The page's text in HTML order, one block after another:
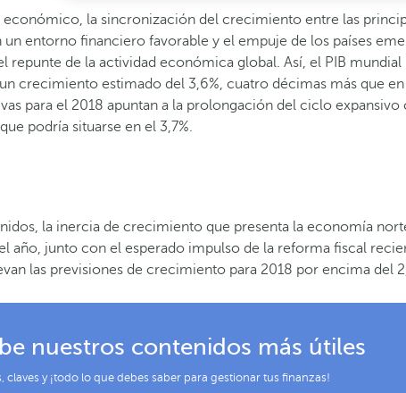
económico, la sincronización del crecimiento entre las
un entorno financiero favorable y el empuje de los países
repunte de la actividad económica global. Así, el PIB
crecimiento estimado del 3,6%, cuatro décimas más que
para el 2018 apuntan a la prolongación del ciclo expansivo
podría situarse en el 3,7%.
la inercia de crecimiento que presenta la economía
año, junto con el esperado impulso de la reforma fiscal
las previsiones de crecimiento para 2018 por encima del
nuestros contenidos más útiles
claves y ¡todo lo que debes saber para gestionar tus finanzas!